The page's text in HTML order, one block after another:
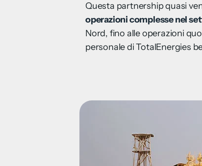
Questa partnership quasi
operazioni complesse nel
Nord, fino alle operazioni
personale di TotalEnergies